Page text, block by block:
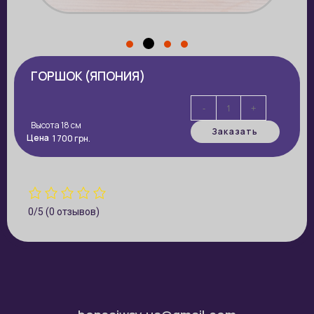
ГОРШОК (ЯПОНИЯ)
Высота 18 см
Цена 1 700грн.
- +
Заказать
0/5 (0 отзывов)